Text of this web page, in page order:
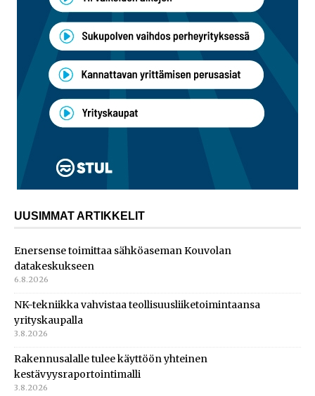
UUSIMMAT ARTIKKELIT
Enersense toimittaa sähköaseman Kouvolan
datakeskukseen
6.8.2026
NK-tekniikka vahvistaa teollisuusliiketoimintaansa
yrityskaupalla
3.8.2026
Rakennusalalle tulee käyttöön yhteinen
kestävyysraportointimalli
3.8.2026